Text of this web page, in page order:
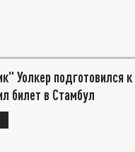
Уолкер подготовился к
билет в Стамбул